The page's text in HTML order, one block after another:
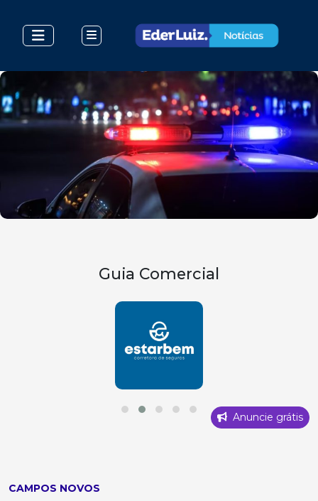
Guia Comercial
Anuncie grátis
CAMPOS NOVOS